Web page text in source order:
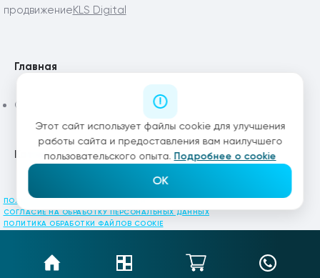
продвижениеKLS Digital
Главная
Статьи
Каталог
ПОЛИТИКА КОНФИДЕНЦИАЛЬНОСТИ
СОГЛАСИЕ НА ОБРАБОТКУ ПЕРСОНАЛЬНЫХ ДАННЫХ
ПОЛИТИКА ОБРАБОТКИ ФАЙЛОВ COOKIE
Этот сайт использует файлы cookie для улучшения
работы сайта и предоставления вам наилучшего
пользовательского опыта. Подробнее о cookie
OK